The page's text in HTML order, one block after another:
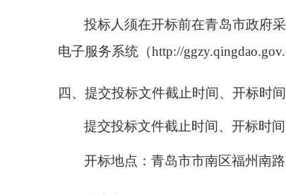
投标人须在开标前在青岛市政府
电子服务系统（http://
四、提交投标文件截止时间、开标时
提交投标文件截止时间、开标时间
开标地点：青岛市市南区福州南路